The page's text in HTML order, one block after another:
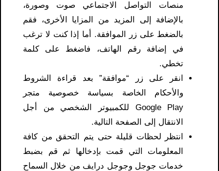
منصات التواصل الاجتماعي صوت وصورة،
بالإضافة إلى المزيد من المزايا الأخرى، فقم
بالضغط على زر الموافقة. أما إذا كنت لا ترغب
في إضافة رقم الهاتف، فاضغط على كلمة
تخطي.
انقر على زر “موافقة” بعد قراءة الشروط
والأحكام الخاصة بسياسة خصوصية متجر
Google Play للكمبيوتر الشخصي من أجل
الانتقال إلى الصفحة التالية.
انتظر لحظات قليلة حتى يتم التحقق من كافة
المعلومات التي قمت بإدخالها ثم قم بضبط
خدمات جوجل وجوجل درايف من خلال السماح